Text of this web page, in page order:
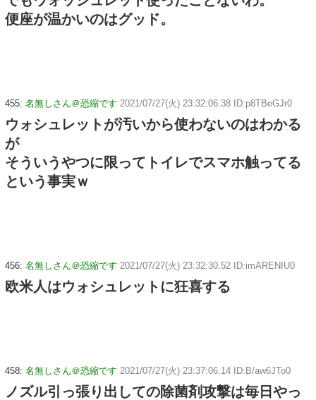
便座が温かいのはグッド。
455: 名無しさん＠恐縮です 2021/07/27(火) 23:32:06.38 ID:p8TBeGJr0
ウォシュレットが汚いから使わないのはわかる
が
そういうやつに限ってトイレでスマホ触ってる
という事実ｗ
456: 名無しさん＠恐縮です 2021/07/27(火) 23:32:30.52 ID:imARENIU0
欧米人はウォシュレットに狂喜する
458: 名無しさん＠恐縮です 2021/07/27(火) 23:37:06.14 ID:B/aw6JTo0
ノズル引っ張り出しての除菌剤攻撃は毎日やっ